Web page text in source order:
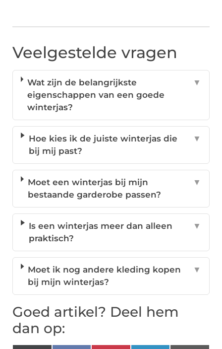
Veelgestelde vragen
Wat zijn de belangrijkste
eigenschappen van een goede
winterjas?
▼
Hoe kies ik de juiste winterjas die
bij mij past?
▼
Moet een winterjas bij mijn
bestaande garderobe passen?
▼
Is een winterjas meer dan alleen
praktisch?
▼
Moet ik nog andere kleding kopen
bij mijn winterjas?
▼
Goed artikel? Deel hem
dan op: